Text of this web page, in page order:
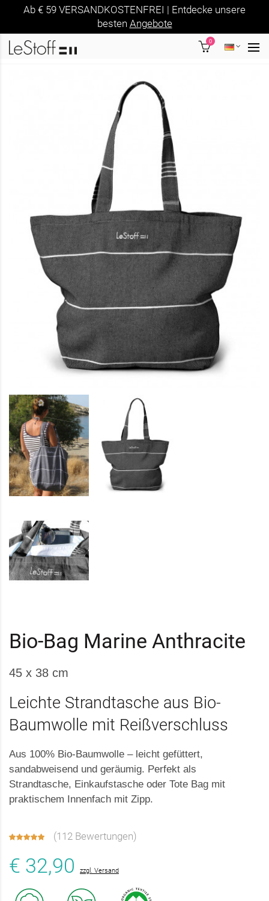
Ab € 59 VERSANDKOSTENFREI | Entdecke unsere
besten Angebote
0
Bio-Bag Marine Anthracite
45 x 38 cm
Leichte Strandtasche aus Bio-
Baumwolle mit Reißverschluss
Aus 100% Bio-Baumwolle – leicht gefüttert,
sandabweisend und geräumig. Perfekt als
Strandtasche, Einkaufstasche oder Tote Bag mit
praktischem Innenfach mit Zipp.
(112 Bewertungen)
€ 32,90 zzgl. Versand